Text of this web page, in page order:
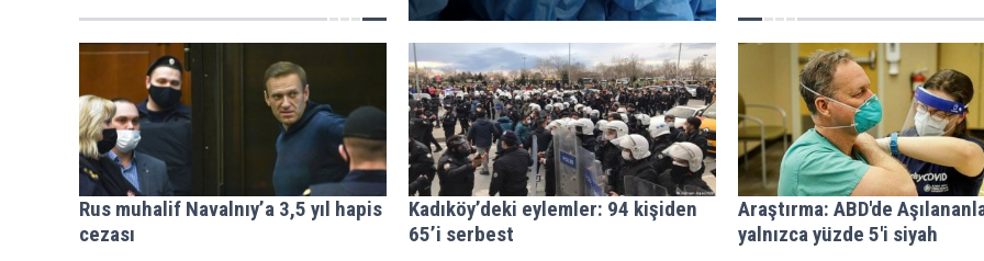
Rus muhalif Navalnıy’a 3,5 yıl hapis
cezası
Kadıköy’deki eylemler: 94 kişiden
65’i serbest
Araştırma: ABD'de
yalnızca yüzde 5'i siyah